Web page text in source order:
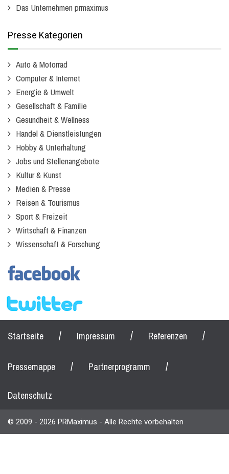
Das Unternehmen prmaximus
Presse Kategorien
Auto & Motorrad
Computer & Internet
Energie & Umwelt
Gesellschaft & Familie
Gesundheit & Wellness
Handel & Dienstleistungen
Hobby & Unterhaltung
Jobs und Stellenangebote
Kultur & Kunst
Medien & Presse
Reisen & Tourismus
Sport & Freizeit
Wirtschaft & Finanzen
Wissenschaft & Forschung
Startseite / Impressum / Referenzen /
Pressemappe / Partnerprogramm /
Datenschutz
© 2009 - 2026 PRMaximus - Alle Rechte vorbehalten